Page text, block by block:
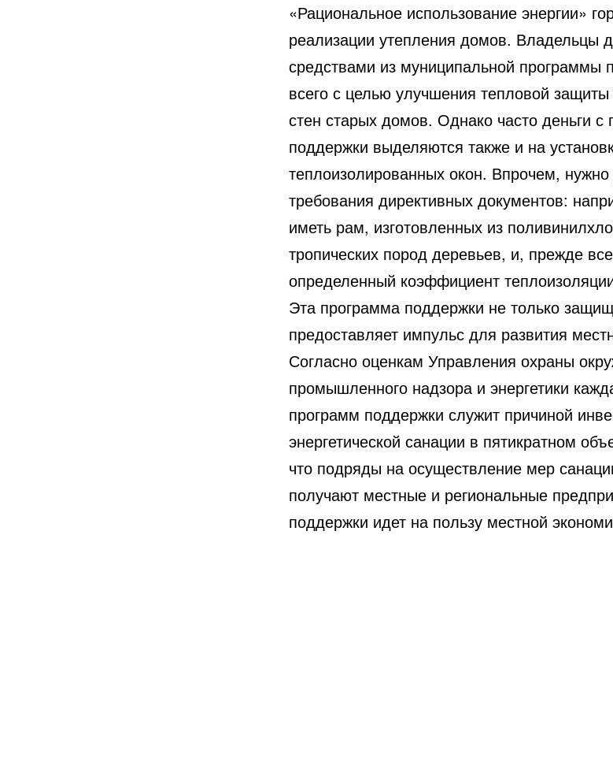
«Рациональное использование энергии»
реализации утепления домов. Владельцы
средствами из муниципальной программы
всего с целью улучшения тепловой
стен старых домов. Однако часто деньги с
поддержки выделяются также и на
теплоизолированных окон. Впрочем, нужно
требования директивных документов:
иметь рам, изготовленных из
тропических пород деревьев, и, прежде
определенный коэффициент
Эта программа поддержки не только
предоставляет импульс для развития
Согласно оценкам Управления охраны
промышленного надзора и энергетики
программ поддержки служит причиной
энергетической санации в пятикратном
что подряды на осуществление мер
получают местные и региональные
поддержки идет на пользу местной